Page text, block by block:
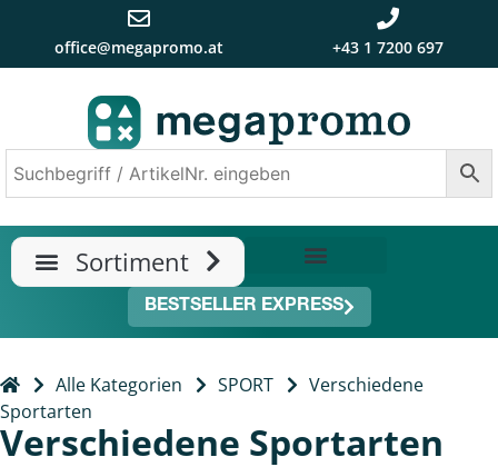
office@megapromo.at +43 1 7200 697
BESTSELLER EXPRESS
Alle Kategorien SPORT
Verschiedene
Sportarten
Verschiedene Sportarten